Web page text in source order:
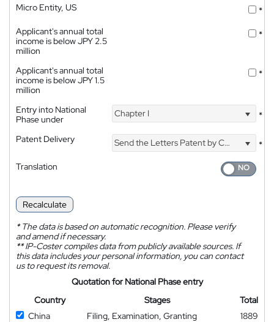
Micro Entity, US
*
Applicant's annual total
income is below JPY 2.5
million
*
Applicant's annual total
income is below JPY 1.5
million
*
Entry into National
Phase under
Chapter I *
Patent Delivery Send the Letters Patent by Courier
*
Translation
Recalculate
*The data is based on automatic recognition. Please verify
and amend if necessary.
**IP-Coster compiles data from publicly available sources. If
this data includes your personal information, you can contact
us to request its removal.
Quotation for National Phase entry
Country
Stages
Total
China
Filing, Examination, Granting
1889